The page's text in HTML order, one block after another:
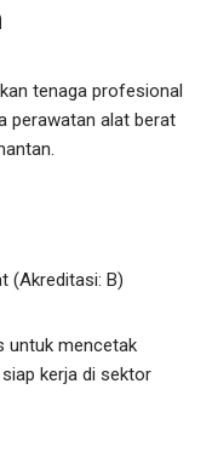
tenaga profesional
perawatan alat berat
(Akreditasi: B)
untuk mencetak
kerja di sektor